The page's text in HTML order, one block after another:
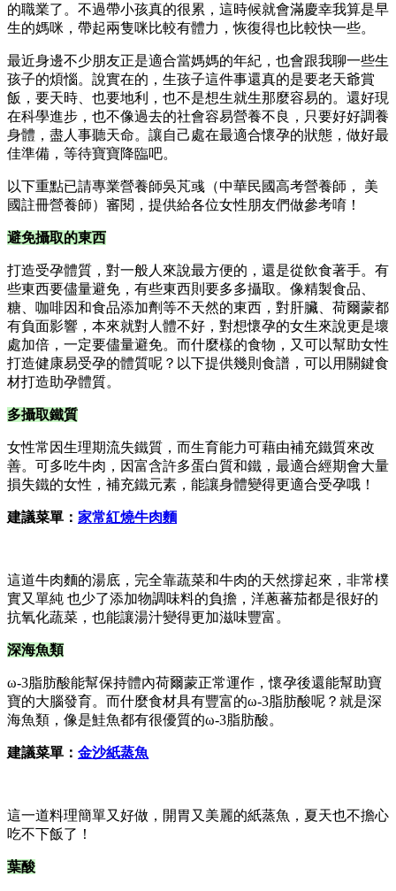
的職業了。不過帶小孩真的很累，這時候就會滿慶幸我算是早
生的媽咪，帶起兩隻咪比較有體力，恢復得也比較快一些。
最近身邊不少朋友正是適合當媽媽的年紀，也會跟我聊一些生
孩子的煩惱。說實在的，生孩子這件事還真的是要老天爺賞
飯，要天時、也要地利，也不是想生就生那麼容易的。還好現
在科學進步，也不像過去的社會容易營養不良，只要好好調養
身體，盡人事聽天命。讓自己處在最適合懷孕的狀態，做好最
佳準備，等待寶寶降臨吧。
以下重點已請專業營養師吳芃彧（中華民國高考營養師， 美
國註冊營養師）審閱，提供給各位女性朋友們做參考唷！
避免攝取的東西
打造受孕體質，對一般人來說最方便的，還是從飲食著手。有
些東西要儘量避免，有些東西則要多多攝取。像精製食品、
糖、咖啡因和食品添加劑等不天然的東西，對肝臟、荷爾蒙都
有負面影響，本來就對人體不好，對想懷孕的女生來說更是壞
處加倍，一定要儘量避免。而什麼樣的食物，又可以幫助女性
打造健康易受孕的體質呢？以下提供幾則食譜，可以用關鍵食
材打造助孕體質。
多攝取鐵質
女性常因生理期流失鐵質，而生育能力可藉由補充鐵質來改
善。可多吃牛肉，因富含許多蛋白質和鐵，最適合經期會大量
損失鐵的女性，補充鐵元素，能讓身體變得更適合受孕哦！
建議菜單： 家常紅燒牛肉麵
這道牛肉麵的湯底，完全靠蔬菜和牛肉的天然撐起來，非常樸
實又單純 也少了添加物調味料的負擔，洋蔥蕃茄都是很好的
抗氧化蔬菜，也能讓湯汁變得更加滋味豐富。
深海魚類
ω-3脂肪酸能幫保持體內荷爾蒙正常運作，懷孕後還能幫助寶
寶的大腦發育。而什麼食材具有豐富的ω-3脂肪酸呢？就是深
海魚類，像是鮭魚都有很優質的ω-3脂肪酸。
建議菜單： 金沙紙蒸魚
這一道料理簡單又好做，開胃又美麗的紙蒸魚，夏天也不擔心
吃不下飯了！
葉酸